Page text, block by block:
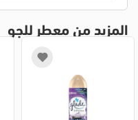
المزيد من معطر للجو